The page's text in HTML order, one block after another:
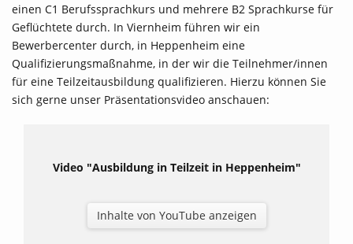
einen C1 Berufssprachkurs und mehrere B2 Sprachkurse für
Geflüchtete durch. In Viernheim führen wir ein
Bewerbercenter durch, in Heppenheim eine
Qualifizierungsmaßnahme, in der wir die Teilnehmer/innen
für eine Teilzeitausbildung qualifizieren. Hierzu können Sie
sich gerne unser Präsentationsvideo anschauen:
Video "Ausbildung in Teilzeit in Heppenheim"
Inhalte von YouTube anzeigen